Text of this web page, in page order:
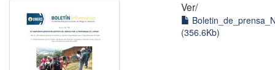
Ver/
(356.6Kb)